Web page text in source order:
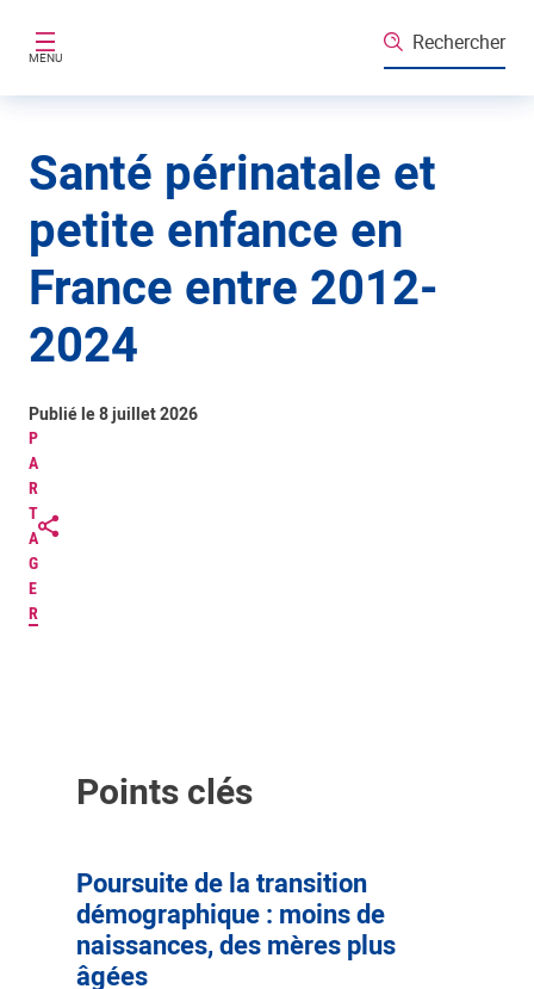
MENU
Rechercher
Santé périnatale et
petite enfance en
France entre 2012-
2024
P
A
R
T
A
G
E
R
Publié le 8 juillet 2026
Points clés
Poursuite de la transition
démographique : moins de
naissances, des mères plus
âgées